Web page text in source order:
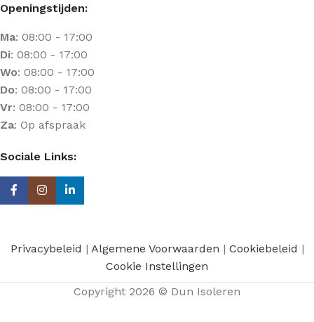
Openingstijden:
Ma: 08:00 - 17:00
Di: 08:00 - 17:00
Wo: 08:00 - 17:00
Do: 08:00 - 17:00
Vr: 08:00 - 17:00
Za: Op afspraak
Sociale Links:
Privacybeleid | Algemene Voorwaarden | Cookiebeleid |
Cookie Instellingen
Copyright 2026 © Dun Isoleren